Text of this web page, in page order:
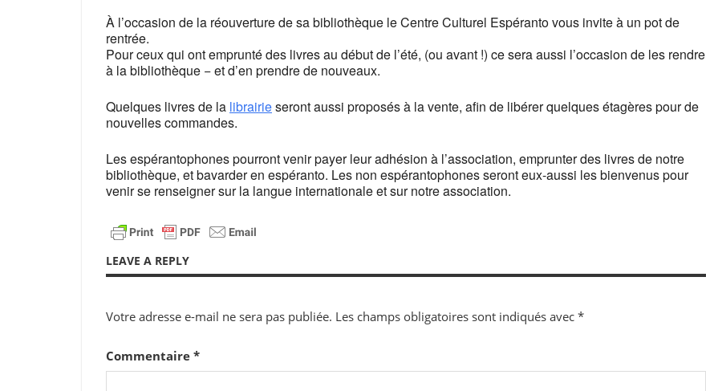
À l’occasion de la réouverture de sa bibliothèque le Centre Culturel Espéranto vous invite à un pot de
rentrée.
Pour ceux qui ont emprunté des livres au début de l’été, (ou avant !) ce sera aussi l’occasion de les rendre
à la bibliothèque − et d’en prendre de nouveaux.
Quelques livres de la librairieseront aussi proposés à la vente, afin de libérer quelques étagères pour de
nouvelles commandes.
Les espérantophones pourront venir payer leur adhésion à l’association, emprunter des livres de notre
bibliothèque, et bavarder en espéranto. Les non espérantophones seront eux-aussi les bienvenus pour
venir se renseigner sur la langue internationale et sur notre association.
LEAVE A REPLY
Votre adresse e-mail ne sera pas publiée. Les champs obligatoires sont indiqués avec *
Commentaire *